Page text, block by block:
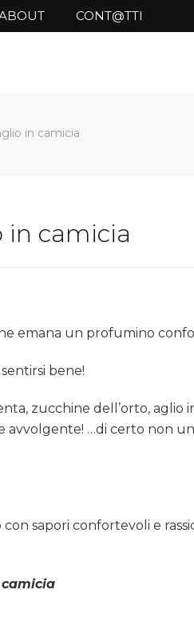
CONT@TTI
in camicia
in camicia
emana un profumino
bene!
zucchine dell’orto, aglio
avvolgente! …di certo non
sapori confortevoli e